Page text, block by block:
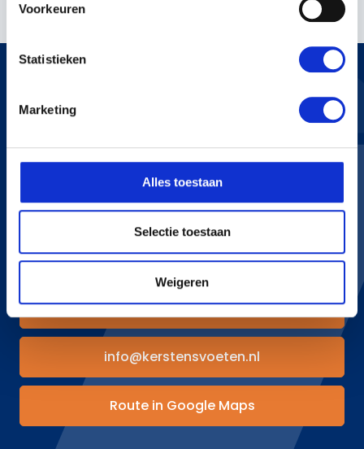
Voorkeuren
Statistieken
Marketing
Alles toestaan
Selectie toestaan
Weigeren
Bredaseweg 255
4705 RN Roosendaal
+31 165 534 222
info@kerstensvoeten.nl
CONTACT
+31 165 534 222
info@kerstensvoeten.nl
Route in Google Maps